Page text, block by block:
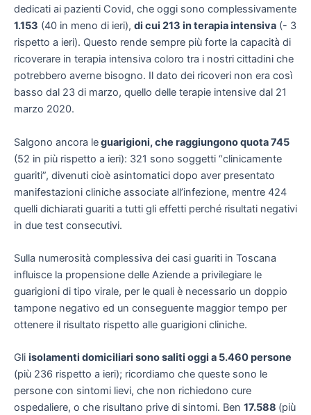
dedicati ai pazienti Covid, che oggi sono complessivamente
1.153 (40 in meno di ieri), di cui 213 in terapia intensiva (- 3
rispetto a ieri). Questo rende sempre più forte la capacità di
ricoverare in terapia intensiva coloro tra i nostri cittadini che
potrebbero averne bisogno. Il dato dei ricoveri non era così
basso dal 23 di marzo, quello delle terapie intensive dal 21
marzo 2020.
Salgono ancora leguarigioni, che raggiungono quota 745
(52 in più rispetto a ieri): 321 sono soggetti “clinicamente
guariti”, divenuti cioè asintomatici dopo aver presentato
manifestazioni cliniche associate all’infezione, mentre 424
quelli dichiarati guariti a tutti gli effetti perché risultati negativi
in due test consecutivi.
Sulla numerosità complessiva dei casi guariti in Toscana
influisce la propensione delle Aziende a privilegiare le
guarigioni di tipo virale, per le quali è necessario un doppio
tampone negativo ed un conseguente maggior tempo per
ottenere il risultato rispetto alle guarigioni cliniche.
Gli isolamenti domiciliari sono saliti oggi a 5.460 persone
(più 236 rispetto a ieri); ricordiamo che queste sono le
persone con sintomi lievi, che non richiedono cure
ospedaliere, o che risultano prive di sintomi. Ben 17.588 (più